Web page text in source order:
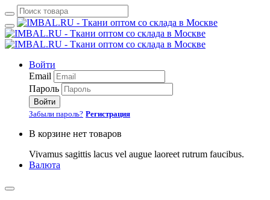
Войти
Email
Пароль
Войти
Забыли пароль? Регистрация
В корзине нет товаров
Vivamus sagittis lacus vel augue laoreet rutrum faucibus.
Валюта